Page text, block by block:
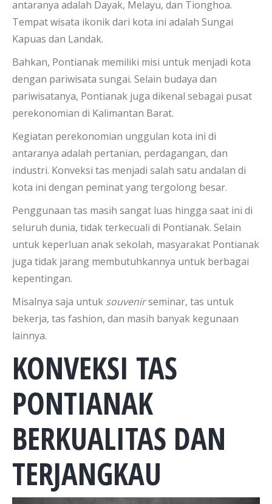
antaranya adalah Dayak, Melayu, dan Tionghoa.
Tempat wisata ikonik dari kota ini adalah Sungai
Kapuas dan Landak.
Bahkan, Pontianak memiliki misi untuk menjadi kota
dengan pariwisata sungai. Selain budaya dan
pariwisatanya, Pontianak juga dikenal sebagai pusat
perekonomian di Kalimantan Barat.
Kegiatan perekonomian unggulan kota ini di
antaranya adalah pertanian, perdagangan, dan
industri. Konveksi tas menjadi salah satu andalan di
kota ini dengan peminat yang tergolong besar.
Penggunaan tas masih sangat luas hingga saat ini di
seluruh dunia, tidak terkecuali di Pontianak. Selain
untuk keperluan anak sekolah, masyarakat Pontianak
juga tidak jarang membutuhkannya untuk berbagai
kepentingan.
Misalnya saja untuk souvenirseminar, tas untuk
bekerja, tas fashion, dan masih banyak kegunaan
lainnya.
KONVEKSI TAS
PONTIANAK
BERKUALITAS DAN
TERJANGKAU